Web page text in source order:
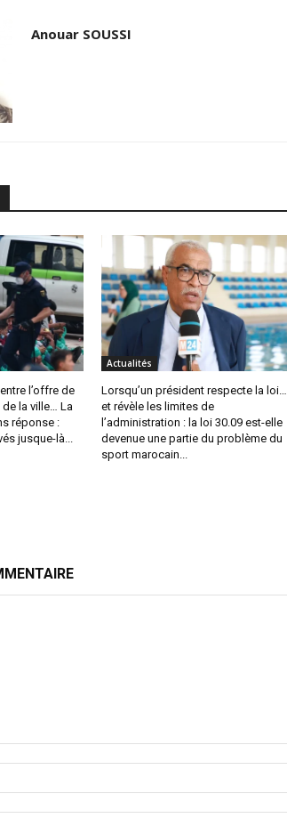
Anouar SOUSSI
l’offre de
de la ville… La
réponse :
jusque-là...
Actualités
Lorsqu’un président respecte la loi…
et révèle les limites de
l’administration : la loi 30.09 est-elle
devenue une partie du problème du
sport marocain...